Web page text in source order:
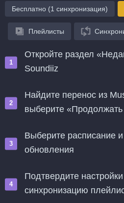
Бесплатно (1 синхронизация)
Плейлисты
Откройте раздел
Soundiiz
Найдите перенос из
выберите «Продолжать
Выберите расписание
обновления
Подтвердите
синхронизацию